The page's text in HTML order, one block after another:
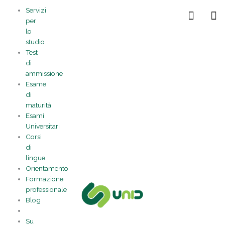
contenuto
Servizi
per
lo
studio
Test
di
ammissione
Esame
di
maturità
Esami
Universitari
Corsi
di
lingue
Orientamento
Formazione
professionale
Blog
Su